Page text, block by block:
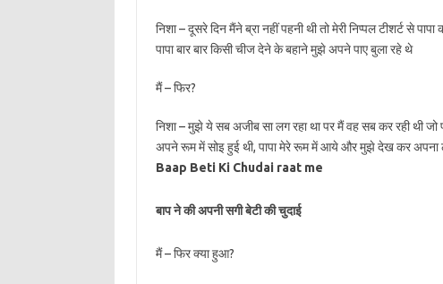
निशा – दूसरे दिन मैंने ब्रा नहीं पहनी थी तो मेरी निप्पल टीशर्ट से
पापा बार बार किसी चीज देने के बहाने मुझे अपने पाए बुला रहे थे
मैं – फिर?
निशा – मुझे ये सब अजीब सा लग रहा था पर मैं वह सब कर रही थी जो
अपने रूम में सोइ हुई थी, पापा मेरे रूम में आये और मुझे देख कर अपना
Baap Beti Ki Chudai raat me
बाप ने की अपनी सगी बेटी की चुदाई
मैं – फिर क्या हुआ?